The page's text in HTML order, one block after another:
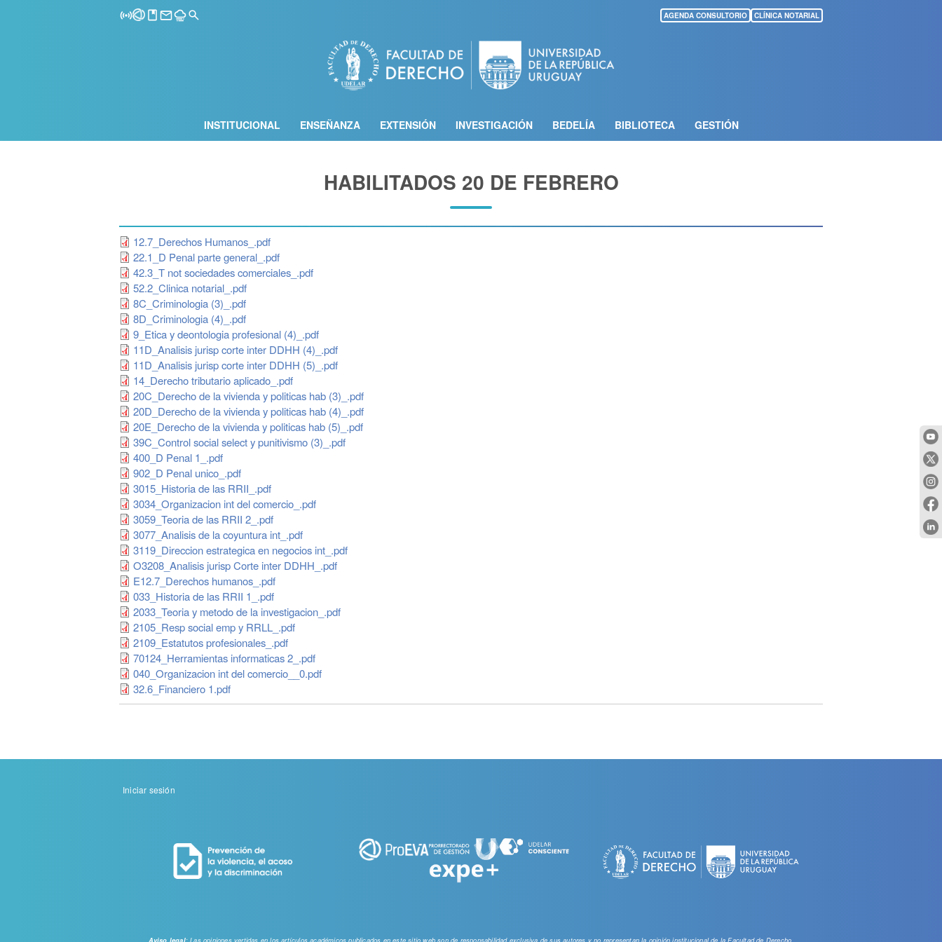
contenido
principal
AGENDA CONSULTORIO CLÍNICA NOTARIAL
INSTITUCIONAL ENSEÑANZA EXTENSIÓN INVESTIGACIÓN BEDELÍA BIBLIOTECA GESTIÓN
HABILITADOS 20 DE FEBRERO
12.7_Derechos Humanos_.pdf
22.1_D Penal parte general_.pdf
42.3_T not sociedades comerciales_.pdf
52.2_Clinica notarial_.pdf
8C_Criminologia (3)_.pdf
8D_Criminologia (4)_.pdf
9_Etica y deontologia profesional (4)_.pdf
11D_Analisis jurisp corte inter DDHH (4)_.pdf
11D_Analisis jurisp corte inter DDHH (5)_.pdf
14_Derecho tributario aplicado_.pdf
20C_Derecho de la vivienda y politicas hab (3)_.pdf
20D_Derecho de la vivienda y politicas hab (4)_.pdf
20E_Derecho de la vivienda y politicas hab (5)_.pdf
39C_Control social select y punitivismo (3)_.pdf
400_D Penal 1_.pdf
902_D Penal unico_.pdf
3015_Historia de las RRII_.pdf
3034_Organizacion int del comercio_.pdf
3059_Teoria de las RRII 2_.pdf
3077_Analisis de la coyuntura int_.pdf
3119_Direccion estrategica en negocios int_.pdf
O3208_Analisis jurisp Corte inter DDHH_.pdf
E12.7_Derechos humanos_.pdf
033_Historia de las RRII 1_.pdf
2033_Teoria y metodo de la investigacion_.pdf
2105_Resp social emp y RRLL_.pdf
2109_Estatutos profesionales_.pdf
70124_Herramientas informaticas 2_.pdf
040_Organizacion int del comercio__0.pdf
32.6_Financiero 1.pdf
Menu
Iniciar sesión
: Las opiniones vertidas en los artículos académicos publicados en este sitio web son de responsabilidad exclusiva de sus autores y no representan la opinión institucional de la Facultad de Derecho.